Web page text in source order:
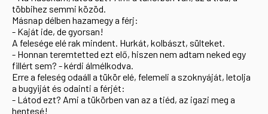
többihez semmi közöd.
Másnap délben hazamegy a férj:
- Kaját ide, de gyorsan!
A felesége elé rak mindent. Hurkát, kolbászt, sülteket.
- Honnan teremtetted ezt elő, hiszen nem adtam neked egy
fillért sem? - kérdi álmélkodva.
Erre a feleség odaáll a tükör elé, felemeli a szoknyáját, letolja
a bugyiját és odainti a férjét:
- Látod ezt? Ami a tükörben van az a tiéd, az igazi meg a
hentesé!